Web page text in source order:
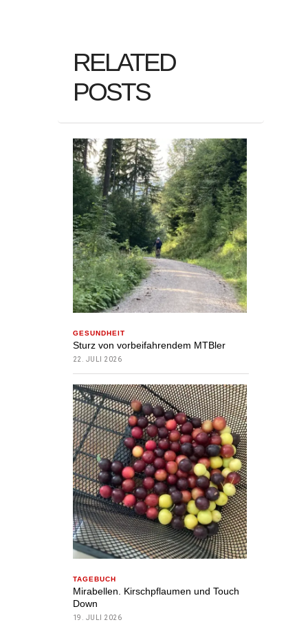
RELATED
POSTS
GESUNDHEIT
Sturz von vorbeifahrendem MTBler
22. JULI 2026
TAGEBUCH
Mirabellen. Kirschpflaumen und Touch
Down
19. JULI 2026